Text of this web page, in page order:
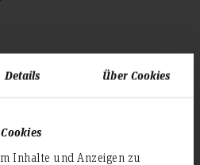
Details Über Cookies
Inhalte und Anzeigen zu
(PTD)